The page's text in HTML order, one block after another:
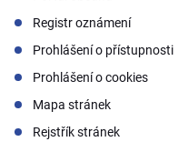
Registr oznámení
Prohlášení o přístupnosti
Prohlášení o cookies
Mapa stránek
Rejstřík stránek